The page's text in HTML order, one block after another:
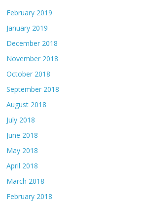
February 2019
January 2019
December 2018
November 2018
October 2018
September 2018
August 2018
July 2018
June 2018
May 2018
April 2018
March 2018
February 2018